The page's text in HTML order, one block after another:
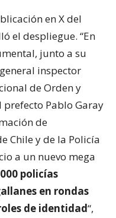
en X del
el despliegue. “En
junto a su
inspector
de Orden y
prefecto Pablo Garay
de
Chile y de la Policía
a un nuevo mega
policías
en rondas
de identidad“,